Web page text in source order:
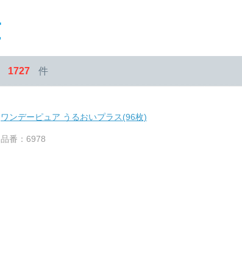
1727 件
ワンデーピュア うるおいプラス(96枚)
品番：6978